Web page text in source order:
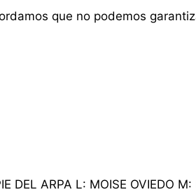
que no podemos
DEL ARPA L: MOISE OVIEDO M: